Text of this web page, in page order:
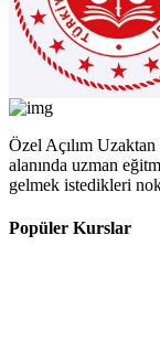
Özel Açılım
alanında uzman
gelmek istedikleri
Popüler Kurslar